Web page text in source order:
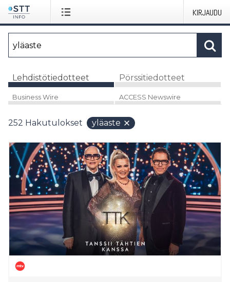
KIRJAUDU
Lehdistötiedotteet Pörssitiedotteet
Business Wire ACCESS Newswire
252 Hakutulokset yläaste